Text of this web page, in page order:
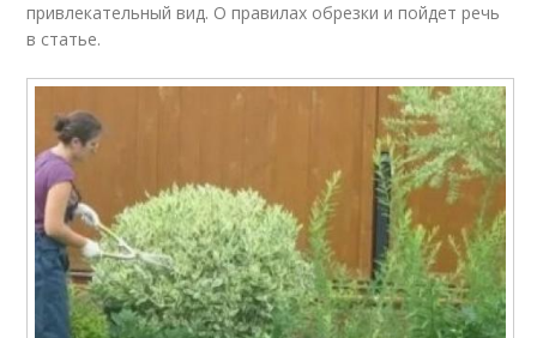
привлекательный вид. О правилах обрезки и пойдет речь
в статье.